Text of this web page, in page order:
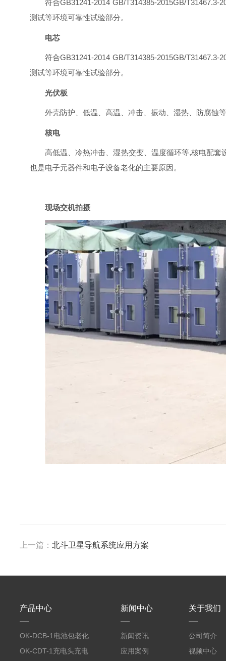
符合GB31241-2014 GB/T314385-2015GB/
测试等环境可靠性试验部分。
电芯
符合GB31241-2014 GB/T314385-2015GB/
测试等环境可靠性试验部分。
光伏板
外壳防护、低温、高温、冲击、振动、湿热、防腐蚀
核电
高低温、冷热冲击、湿热交变、温度循环等,核电配
也是电子元器件和电子设备老化的主要原因。
现场交机拍摄
上一篇： 北斗卫星导航系统应用方案
产品中心
OK-DCB-1电池包老化
测试系统
OK-CDT-1充电头充电
新闻中心
新闻资讯
应用案例
关于我们
公司简介
视频中心